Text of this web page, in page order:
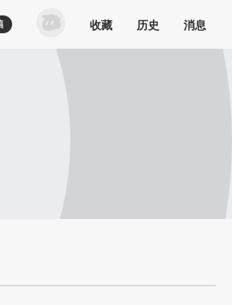
收藏 历史 消息